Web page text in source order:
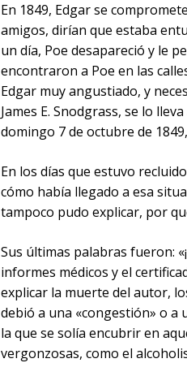
En 1849, Edgar se
amigos, dirían que estaba
un día, Poe desapareció y le
encontraron a Poe en las
Edgar muy angustiado, y
James E. Snodgrass, se lo
domingo 7 de octubre de
En los días que estuvo
cómo había llegado a esa
tampoco pudo explicar, por
Sus últimas palabras fueron:
informes médicos y el
explicar la muerte del autor,
debió a una «congestión» o a
la que se solía encubrir en
vergonzosas, como el